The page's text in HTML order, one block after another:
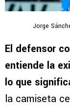
Jorge
El defensor
entiende la
lo que
la camiseta